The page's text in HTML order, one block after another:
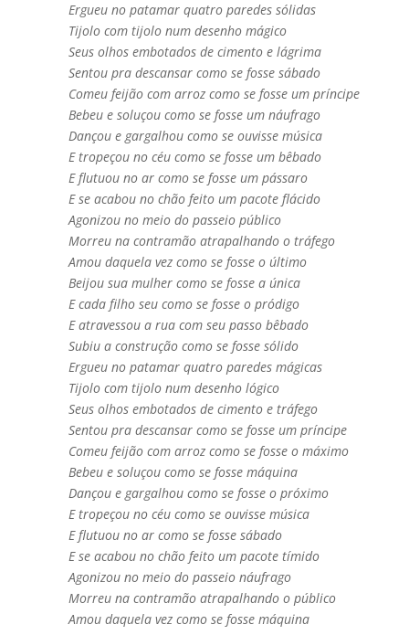
Ergueu no patamar quatro paredes sólidas
Tijolo com tijolo num desenho mágico
Seus olhos embotados de cimento e lágrima
Sentou pra descansar como se fosse sábado
Comeu feijão com arroz como se fosse um príncipe
Bebeu e soluçou como se fosse um náufrago
Dançou e gargalhou como se ouvisse música
E tropeçou no céu como se fosse um bêbado
E flutuou no ar como se fosse um pássaro
E se acabou no chão feito um pacote flácido
Agonizou no meio do passeio público
Morreu na contramão atrapalhando o tráfego
Amou daquela vez como se fosse o último
Beijou sua mulher como se fosse a única
E cada filho seu como se fosse o pródigo
E atravessou a rua com seu passo bêbado
Subiu a construção como se fosse sólido
Ergueu no patamar quatro paredes mágicas
Tijolo com tijolo num desenho lógico
Seus olhos embotados de cimento e tráfego
Sentou pra descansar como se fosse um príncipe
Comeu feijão com arroz como se fosse o máximo
Bebeu e soluçou como se fosse máquina
Dançou e gargalhou como se fosse o próximo
E tropeçou no céu como se ouvisse música
E flutuou no ar como se fosse sábado
E se acabou no chão feito um pacote tímido
Agonizou no meio do passeio náufrago
Morreu na contramão atrapalhando o público
Amou daquela vez como se fosse máquina